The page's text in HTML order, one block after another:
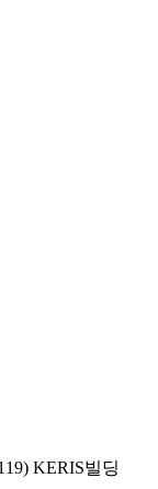
KERIS빌딩